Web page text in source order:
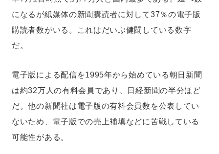
になるが紙媒体の新聞購読者に対して37％の電子版
購読者数がいる。これはだいぶ健闘している数字
だ。
電子版による配信を1995年から始めている朝日新聞
は約32万人の有料会員であり、日経新聞の半分ほど
だ。他の新聞社は電子版の有料会員数を公表してい
ないため、電子版での売上補填などに苦戦している
可能性がある。